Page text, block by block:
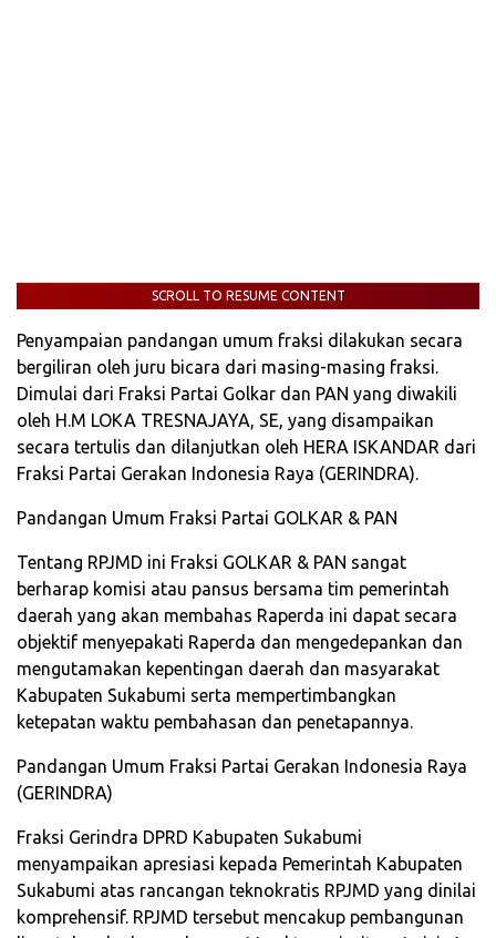
SCROLL TO RESUME CONTENT
Penyampaian pandangan umum fraksi dilakukan secara
bergiliran oleh juru bicara dari masing-masing fraksi.
Dimulai dari Fraksi Partai Golkar dan PAN yang diwakili
oleh H.M LOKA TRESNAJAYA, SE, yang disampaikan
secara tertulis dan dilanjutkan oleh HERA ISKANDAR dari
Fraksi Partai Gerakan Indonesia Raya (GERINDRA).
Pandangan Umum Fraksi Partai GOLKAR & PAN
Tentang RPJMD ini Fraksi GOLKAR & PAN sangat
berharap komisi atau pansus bersama tim pemerintah
daerah yang akan membahas Raperda ini dapat secara
objektif menyepakati Raperda dan mengedepankan dan
mengutamakan kepentingan daerah dan masyarakat
Kabupaten Sukabumi serta mempertimbangkan
ketepatan waktu pembahasan dan penetapannya.
Pandangan Umum Fraksi Partai Gerakan Indonesia Raya
(GERINDRA)
Fraksi Gerindra DPRD Kabupaten Sukabumi
menyampaikan apresiasi kepada Pemerintah Kabupaten
Sukabumi atas rancangan teknokratis RPJMD yang dinilai
komprehensif. RPJMD tersebut mencakup pembangunan